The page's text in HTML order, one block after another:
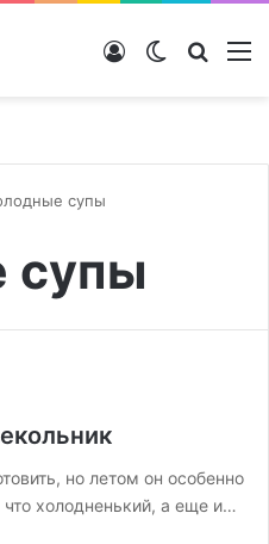
Switch skin
Войти
супы
супы
но летом он особенно
холодненький, а еще и…